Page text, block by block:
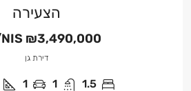
הצעירה
NIS ₪3,490,000/ש"ח
דירת גן
1.5
1
1